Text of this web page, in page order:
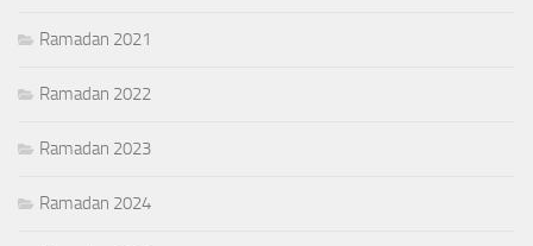
Ramadan 2021
Ramadan 2022
Ramadan 2023
Ramadan 2024